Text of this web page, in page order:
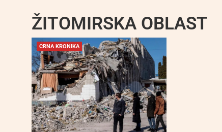
ŽITOMIRSKA OBLAST
CRNA KRONIKA